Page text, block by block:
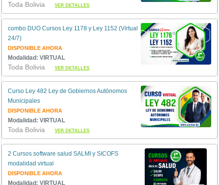
Toda BoliviaVER DETALLES
combo DUO Cursos Ley 1178 y Ley 1152 (Virtual
24/7)
DISPONIBLE AHORA
Modalidad: VIRTUAL
Toda BoliviaVER DETALLES
Curso Ley 482 Ley de Gobiernos Autónomos
Municipales
DISPONIBLE AHORA
Modalidad: VIRTUAL
Toda BoliviaVER DETALLES
2 Cursos software salud SALMI y SICOFS
modalidad virtual
DISPONIBLE AHORA
Modalidad: VIRTUAL